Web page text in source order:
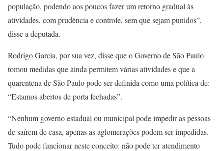
população, podendo aos poucos fazer um retorno gradual às
atividades, com prudência e controle, sem que sejam punidos”,
disse a deputada.
Rodrigo Garcia, por sua vez, disse que o Governo de São Paulo
tomou medidas que ainda permitem várias atividades e que a
quarentena de São Paulo pode ser definida como uma política de:
“Estamos abertos de porta fechadas”.
“Nenhum governo estadual ou municipal pode impedir as pessoas
de saírem de casa, apenas as aglomerações podem ser impedidas.
Tudo pode funcionar neste conceito: não pode ter atendimento